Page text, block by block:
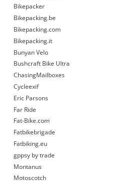
Bikepacker
Bikepacking.be
Bikepacking.com
Bikepacking.it
Bunyan Velo
Bushcraft Bike Ultra
ChasingMailboxes
Cycleexif
Eric Parsons
Far Ride
Fat-Bike.com
Fatbikebrigade
Fatbiking.eu
gppsy by trade
Montanus
Motoscotch